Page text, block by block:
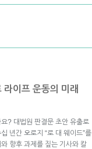
이프 운동의 미래
? 대법원 판결문 초안 유출로
년간 오로지 “로 대 웨이드”를
향후 과제를 짚는 기사와 칼